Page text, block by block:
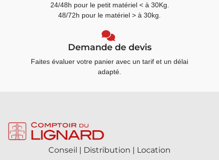
24/48h pour le petit matériel < à 30Kg.
48/72h pour le matériel > à 30kg.
Demande de devis
Faites évaluer votre panier avec un tarif et un délai
adapté.
Conseil | Distribution | Location